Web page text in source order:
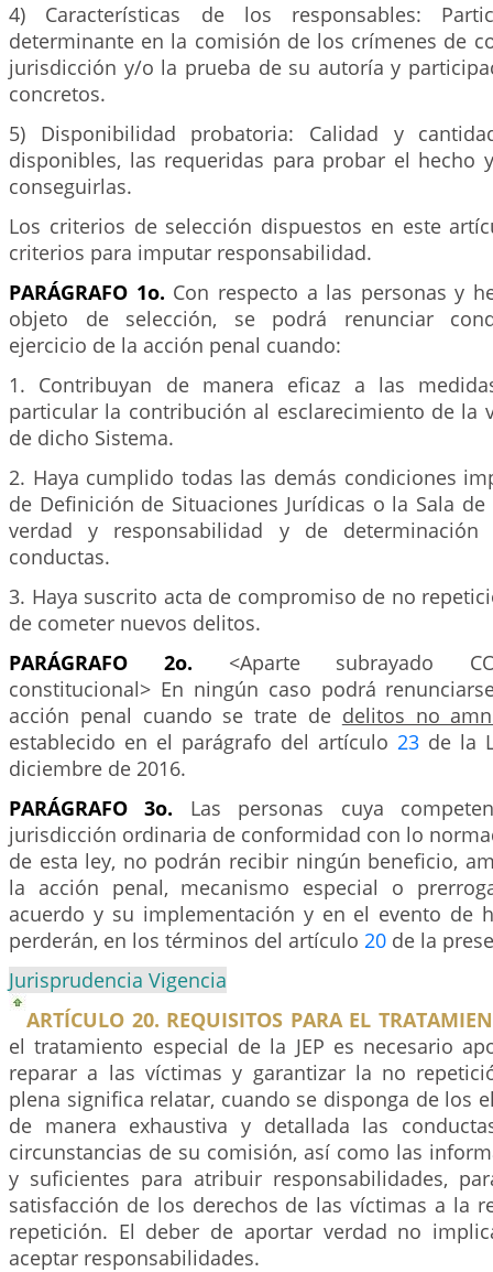
4) Características de los responsables:
determinante en la comisión de los crímenes de
jurisdicción y/o la prueba de su autoría y
concretos.
5) Disponibilidad probatoria: Calidad y
disponibles, las requeridas para probar el hecho
conseguirlas.
Los criterios de selección dispuestos en este
criterios para imputar responsabilidad.
PARÁGRAFO 1o. Con respecto a las personas y
objeto de selección, se podrá renunciar
ejercicio de la acción penal cuando:
1. Contribuyan de manera eficaz a las
particular la contribución al esclarecimiento de la
de dicho Sistema.
2. Haya cumplido todas las demás condiciones
de Definición de Situaciones Jurídicas o la Sala
verdad y responsabilidad y de
conductas.
3. Haya suscrito acta de compromiso de no
de cometer nuevos delitos.
PARÁGRAFO 2o. <Aparte subrayado
constitucional> En ningún caso podrá
acción penal cuando se trate de delitos no
establecido en el parágrafo del artículo 23 de la
diciembre de 2016.
PARÁGRAFO 3o. Las personas cuya
jurisdicción ordinaria de conformidad con lo
de esta ley, no podrán recibir ningún beneficio,
la acción penal, mecanismo especial o
acuerdo y su implementación y en el evento de
perderán, en los términos del artículo 20 de la
Jurisprudencia Vigencia
ARTÍCULO 20. REQUISITOS PARA EL
el tratamiento especial de la JEP es necesario
reparar a las víctimas y garantizar la no
plena significa relatar, cuando se disponga de los
de manera exhaustiva y detallada las
circunstancias de su comisión, así como las
y suficientes para atribuir responsabilidades,
satisfacción de los derechos de las víctimas a la
repetición. El deber de aportar verdad no
aceptar responsabilidades.